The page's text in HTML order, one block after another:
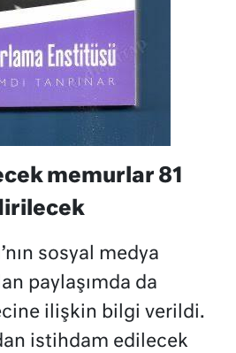
memurlar 81
sosyal medya
paylaşımda da
ilişkin bilgi verildi.
istihdam edilecek